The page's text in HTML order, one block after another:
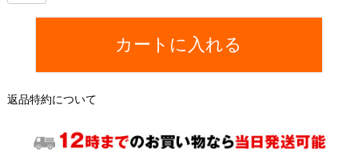
カートに入れる
返品特約について